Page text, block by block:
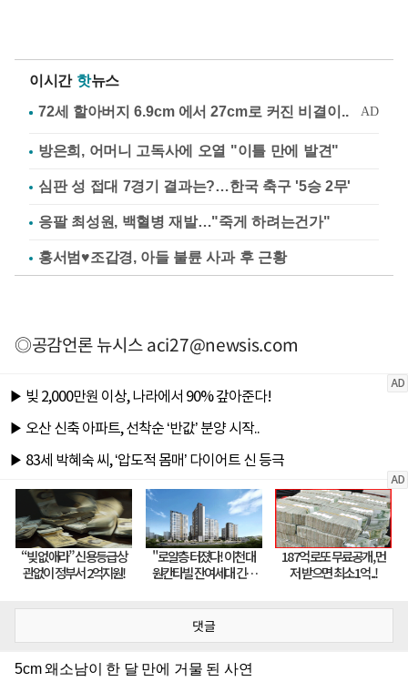
이시간 핫뉴스
방은희, 어머니 고독사에 오열 "이틀 만에 발견"
심판 성 접대 7경기 결과는?…한국 축구 '5승 2무'
응팔 최성원, 백혈병 재발…"죽게 하려는건가"
홍서범♥조갑경, 아들 불륜 사과 후 근황
◎공감언론 뉴시스aci27@newsis.com
댓글